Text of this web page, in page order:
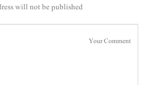
will not be published.